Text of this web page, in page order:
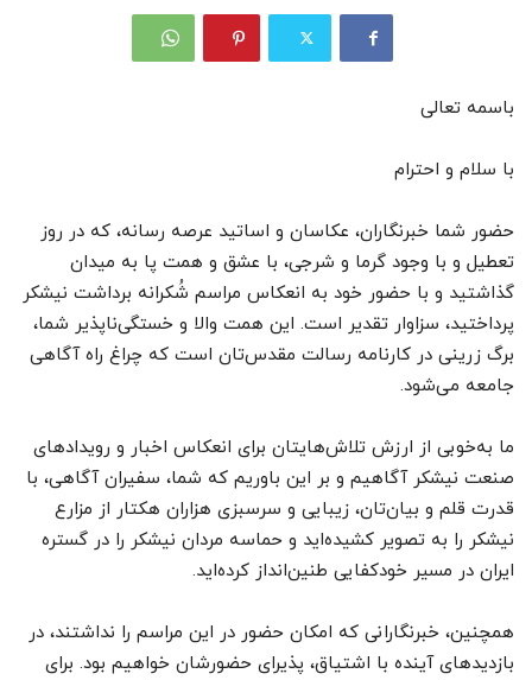
باسمه تعالی
با سلام و احترام
حضور شما خبرنگاران، عکاسان و اساتید عرصه رسانه، که در روز
تعطیل و با وجود گرما و شرجی، با عشق و همت پا به میدان
گذاشتید و با حضور خود به انعکاس مراسم شُکرانه برداشت نیشکر
پرداختید، سزاوار تقدیر است. این همت والا و خستگی‌‌ناپذیر شما،
برگ زرینی در کارنامه رسالت مقدس‌تان است که چراغ راه آگاهی
جامعه می‌شود.
ما به‌خوبی از ارزش تلاش‌هایتان برای انعکاس اخبار و رویدادهای
صنعت نیشکر آگاهیم و بر این باوریم که شما، سفیران آگاهی، با
قدرت قلم و بیان‌تان، زیبایی و سرسبزی هزاران هکتار از مزارع
نیشکر را به تصویر کشیده‌اید و حماسه مردان نیشکر را در گستره
ایران در مسیر خودکفایی طنین‌انداز کرده‌اید.
همچنین، خبرنگارانی که امکان حضور در این مراسم را نداشتند، در
بازدیدهای آینده با اشتیاق، پذیرای حضورشان خواهیم بود. برای